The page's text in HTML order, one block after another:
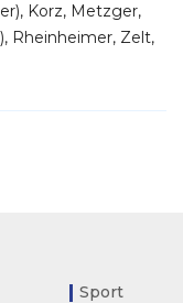
Korz, Metzger,
Rheinheimer, Zelt,
Sport